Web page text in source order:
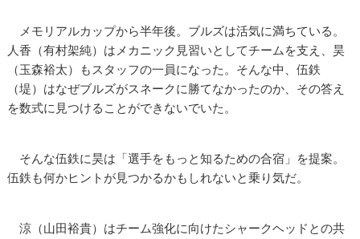
メモリアルカップから半年後。ブルズは活気に満ちている。
人香（有村架純）はメカニック見習いとしてチームを支え、昊
（玉森裕太）もスタッフの一員になった。そんな中、伍鉄
（堤）はなぜブルズがスネークに勝てなかったのか、その答え
を数式に見つけることができないでいた。
そんな伍鉄に昊は「選手をもっと知るための合宿」を提案。
伍鉄も何かヒントが見つかるかもしれないと乗り気だ。
涼（山田裕貴）はチーム強化に向けたシャークヘッドとの共